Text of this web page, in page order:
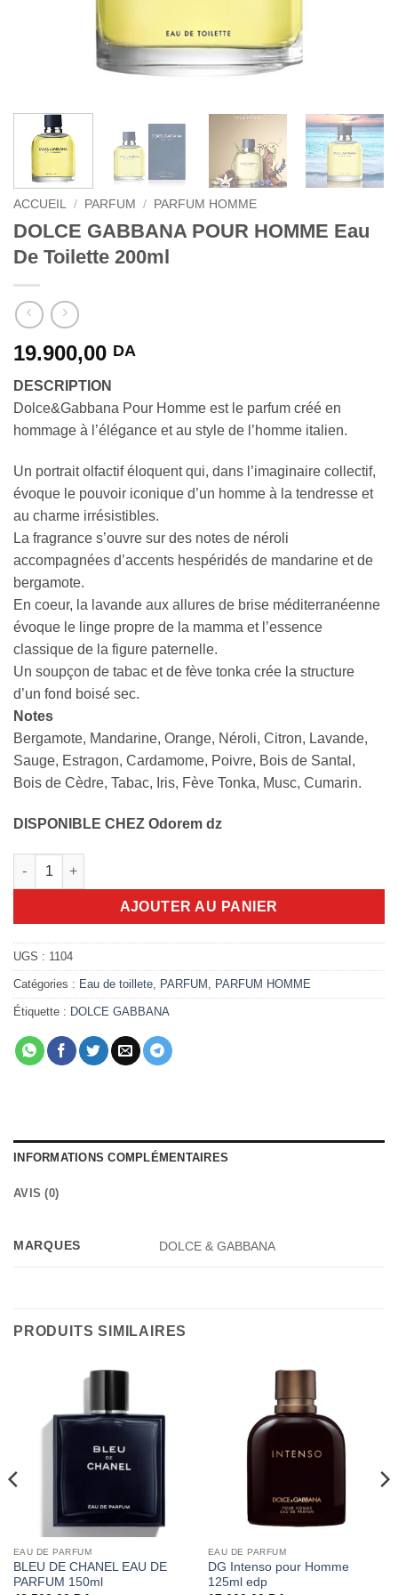
ACCUEIL / PARFUM / PARFUM HOMME
DOLCE GABBANA POUR HOMME Eau
De Toilette 200ml
19.900,00 DA
DESCRIPTION
Dolce&Gabbana Pour Homme est le parfum créé en
hommage à l’élégance et au style de l’homme italien.
Un portrait olfactif éloquent qui, dans l’imaginaire collectif,
évoque le pouvoir iconique d’un homme à la tendresse et
au charme irrésistibles.
La fragrance s’ouvre sur des notes de néroli
accompagnées d’accents hespéridés de mandarine et de
bergamote.
En coeur, la lavande aux allures de brise méditerranéenne
évoque le linge propre de la mamma et l’essence
classique de la figure paternelle.
Un soupçon de tabac et de fève tonka crée la structure
d’un fond boisé sec.
Notes
Bergamote, Mandarine, Orange, Néroli, Citron, Lavande,
Sauge, Estragon, Cardamome, Poivre, Bois de Santal,
Bois de Cèdre, Tabac, Iris, Fève Tonka, Musc, Cumarin.
DISPONIBLE CHEZ Odorem dz
quantité de DOLCE GABBANA POUR HOMME Eau De Toilette
AJOUTER AU PANIER
UGS : 1104
Catégories : Eau de toillete PARFUM PARFUM HOMME
Étiquette : DOLCE GABBANA
INFORMATIONS COMPLÉMENTAIRES
AVIS (0)
MARQUES DOLCE & GABBANA
PRODUITS SIMILAIRES
EAU DE PARFUM
BLEU DE CHANEL EAU DE
PARFUM 150ml
EAU DE PARFUM
DG Intenso pour Homme
125ml edp